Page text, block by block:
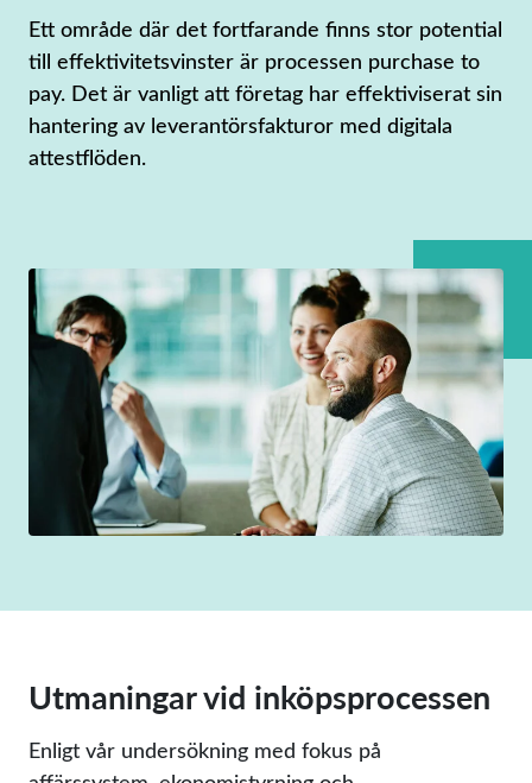
Ett område där det fortfarande finns stor potential
till effektivitetsvinster är processen purchase to
pay. Det är vanligt att företag har effektiviserat sin
hantering av leverantörsfakturor med digitala
attestflöden.​
Utmaningar vid inköpsprocessen
Enligt vår undersökning med fokus på